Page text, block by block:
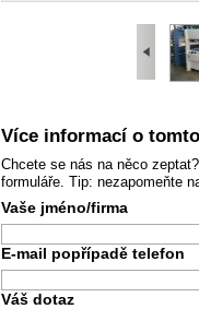
Více informací o
Chcete se nás na něco
formuláře. Tip: nezapomeňte
Vaše jméno/firma
E-mail popřípadě telefon
Váš dotaz